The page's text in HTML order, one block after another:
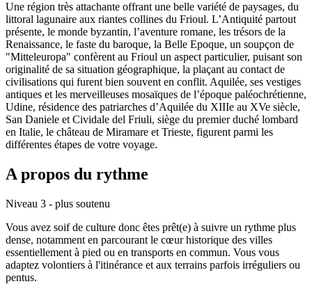
Une région très attachante offrant une belle variété de paysages, du
littoral lagunaire aux riantes collines du Frioul. L’Antiquité partout
présente, le monde byzantin, l’aventure romane, les trésors de la
Renaissance, le faste du baroque, la Belle Epoque, un soupçon de
"Mitteleuropa" confèrent au Frioul un aspect particulier, puisant son
originalité de sa situation géographique, la plaçant au contact de
civilisations qui furent bien souvent en conflit. Aquilée, ses vestiges
antiques et les merveilleuses mosaïques de l’époque paléochrétienne,
Udine, résidence des patriarches d’Aquilée du XIIIe au XVe siècle,
San Daniele et Cividale del Friuli, siège du premier duché lombard
en Italie, le château de Miramare et Trieste, figurent parmi les
différentes étapes de votre voyage.
A propos du rythme
Niveau 3 - plus soutenu
Vous avez soif de culture donc êtes prêt(e) à suivre un rythme plus
dense, notamment en parcourant le cœur historique des villes
essentiellement à pied ou en transports en commun. Vous vous
adaptez volontiers à l'itinérance et aux terrains parfois irréguliers ou
pentus.